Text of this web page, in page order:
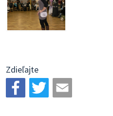
Zdieľajte